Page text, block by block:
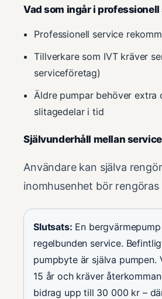
Vad som ingår i
Professionell service
Tillverkare som IVT kräver
serviceföretag)
Äldre pumpar behöver extra
slitagedelar i tid
Självunderhåll mellan
Användare kan själva
inomhusenhet bör
Slutsats: En
regelbunden service.
pumpbyte är själva
15 år och kräver
bidrag upp till 30 000 kr –